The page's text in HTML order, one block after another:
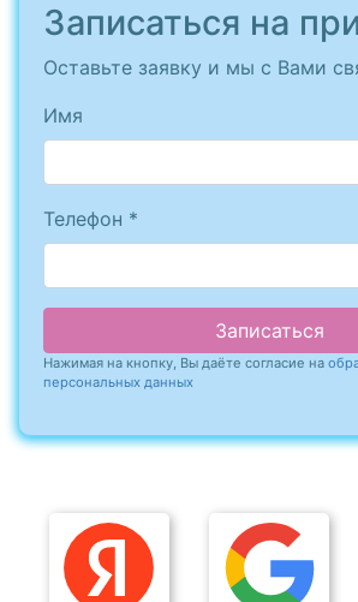
Записаться на
Оставьте заявку и мы с Вами
Имя
Телефон *
Записаться
Нажимая на кнопку, Вы даёте согласие на
персональных данных